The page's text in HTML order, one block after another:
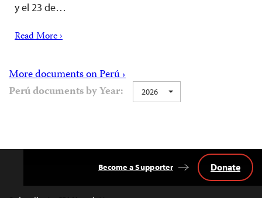
y el 23 de…
Read More ›
More documents on Perú ›
Perú documents by Year:
2026
Become a Supporter Donate